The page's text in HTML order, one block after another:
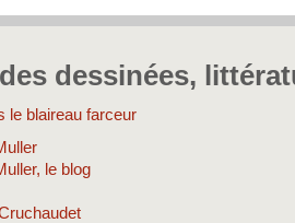
dessinées,
le blaireau farceur
le blog